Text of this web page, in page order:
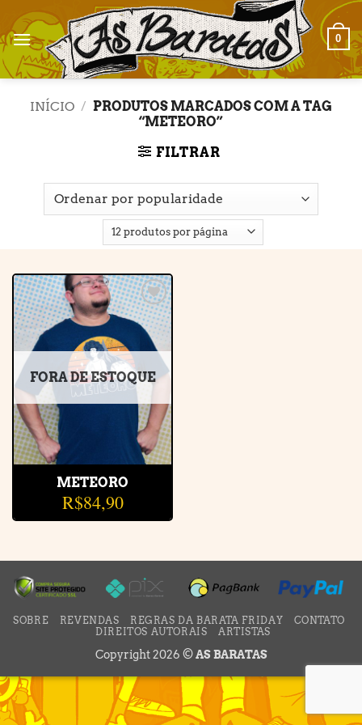
to
content
0
INÍCIO / PRODUTOS MARCADOS COM A TAG
“METEORO”
FILTRAR
Adicionar
à lista de
desejos
FORA DE ESTOQUE
METEORO
R$84,90
SOBRE REVENDAS REGRAS DA BARATA FRIDAY
CONTATO
DIREITOS AUTORAIS
ARTISTAS
Copyright 2026 ©AS BARATAS